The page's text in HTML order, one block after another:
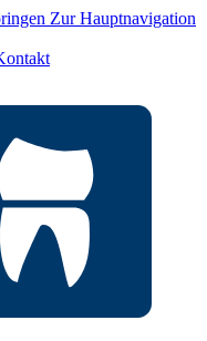
Zur Hauptnavigation